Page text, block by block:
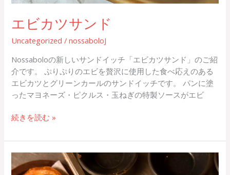
エビカツサンド
Uncategorized /nossaboloJ
Nossaboloの新しいサンドイッチ「エビカツサンド」のご紹
介です。 ぷりぷりのエビを贅沢に使用した食べ応えのある
エビカツとグリーンカールのサンドイッチです。 パンに塗
ったマヨネーズ・ピクルス・玉ねぎの特製ソースがエビ
続きを読む »
1
周